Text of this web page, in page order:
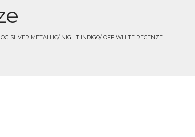
SILVER METALLIC/ NIGHT INDIGO/ OFF WHITE RECENZE